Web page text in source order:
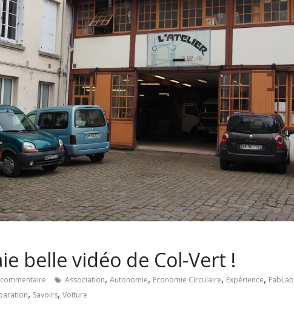
belle vidéo de Col-Vert !
Association, Autonomie, Economie Circulaire, Expérience, FabLab
, Savoirs, Voiture